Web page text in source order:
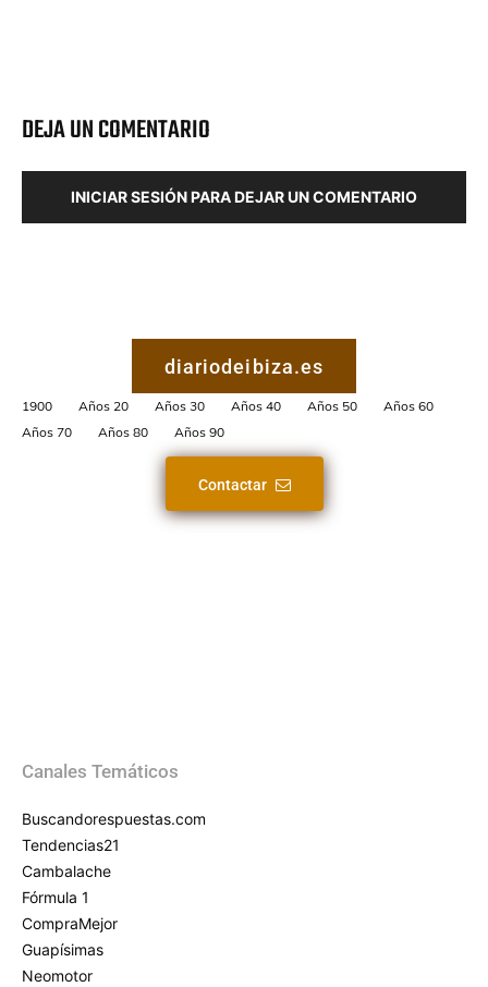
DEJA UN COMENTARIO
INICIAR SESIÓN PARA DEJAR UN COMENTARIO
diariodeibiza.es
1900 Años 20 Años 30 Años 40 Años 50
Años 60
Años 70
Años 80 Años 90
Contactar
Canales Temáticos
Buscandorespuestas.com
Tendencias21
Cambalache
Fórmula 1
CompraMejor
Guapísimas
Neomotor